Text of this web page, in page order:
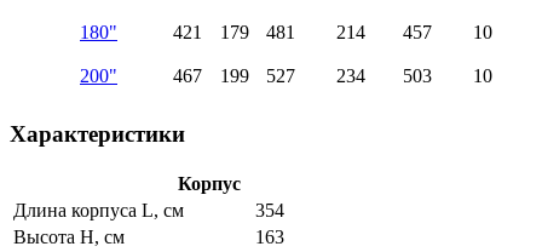
180" 421 179 481 214 457 10
200" 467 199 527 234 503 10
Характеристики
Корпус
Длина корпуса L, см
354
Высота H, см
163